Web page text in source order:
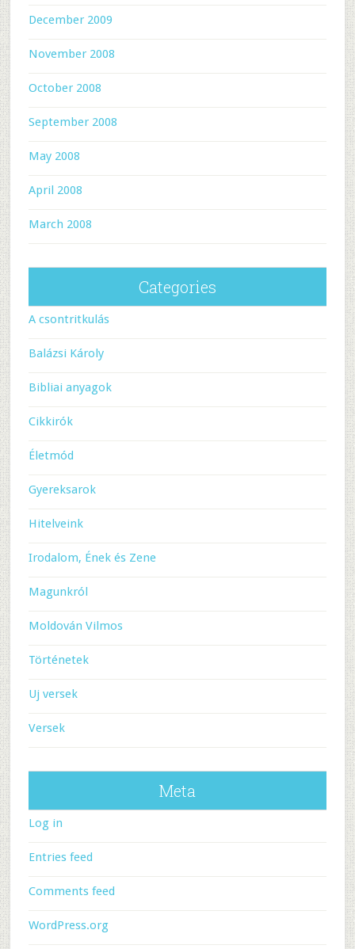
December 2009
November 2008
October 2008
September 2008
May 2008
April 2008
March 2008
Categories
A csontritkulás
Balázsi Károly
Bibliai anyagok
Cikkirók
Életmód
Gyereksarok
Hitelveink
Irodalom, Ének és Zene
Magunkról
Moldován Vilmos
Történetek
Uj versek
Versek
Meta
Log in
Entries feed
Comments feed
WordPress.org